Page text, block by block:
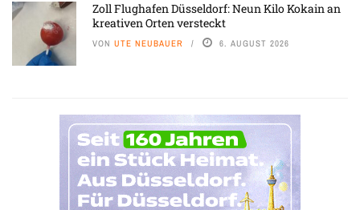
Zoll Flughafen Düsseldorf: Neun Kilo Kokain an
kreativen Orten versteckt
VON UTE NEUBAUER 6. AUGUST 2026